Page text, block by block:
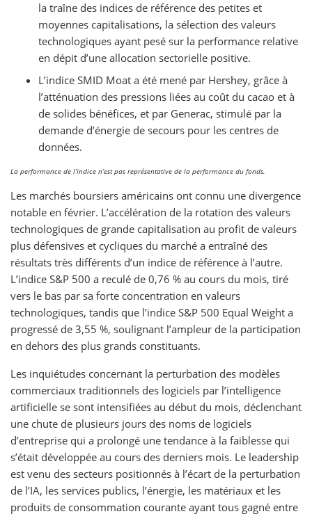
la traîne des indices de référence des petites et
moyennes capitalisations, la sélection des valeurs
technologiques ayant pesé sur la performance relative
en dépit d’une allocation sectorielle positive.
L’indice SMID Moat a été mené par Hershey, grâce à
l’atténuation des pressions liées au coût du cacao et à
de solides bénéfices, et par Generac, stimulé par la
demande d’énergie de secours pour les centres de
données.
La performance de l’indice n’est pas représentative de la performance du fonds.
Les marchés boursiers américains ont connu une divergence
notable en février. L’accélération de la rotation des valeurs
technologiques de grande capitalisation au profit de valeurs
plus défensives et cycliques du marché a entraîné des
résultats très différents d’un indice de référence à l’autre.
L’indice S&P 500 a reculé de 0,76 % au cours du mois, tiré
vers le bas par sa forte concentration en valeurs
technologiques, tandis que l’indice S&P 500 Equal Weight a
progressé de 3,55 %, soulignant l’ampleur de la participation
en dehors des plus grands constituants.
Les inquiétudes concernant la perturbation des modèles
commerciaux traditionnels des logiciels par l’intelligence
artificielle se sont intensifiées au début du mois, déclenchant
une chute de plusieurs jours des noms de logiciels
d’entreprise qui a prolongé une tendance à la faiblesse qui
s’était développée au cours des derniers mois. Le leadership
est venu des secteurs positionnés à l’écart de la perturbation
de l’IA, les services publics, l’énergie, les matériaux et les
produits de consommation courante ayant tous gagné entre